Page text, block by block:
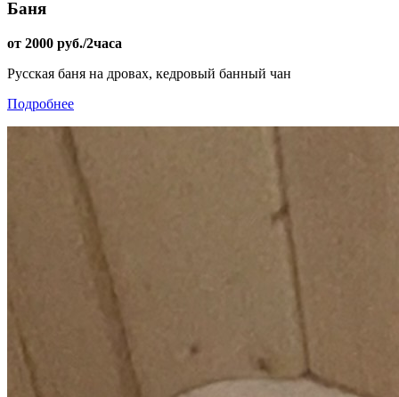
Баня
от 2000 руб./2часа
Русская баня на дровах, кедровый банный чан
Подробнее